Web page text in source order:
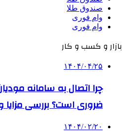
صندوق طلا
وام فوری
وام فوری
بازار و کسب و کار
۱۴۰۴/۰۴/۲۵
چرا اتصال به سامانه
ضروری است؟ بررسی
۱۴۰۴/۰۲/۲۰